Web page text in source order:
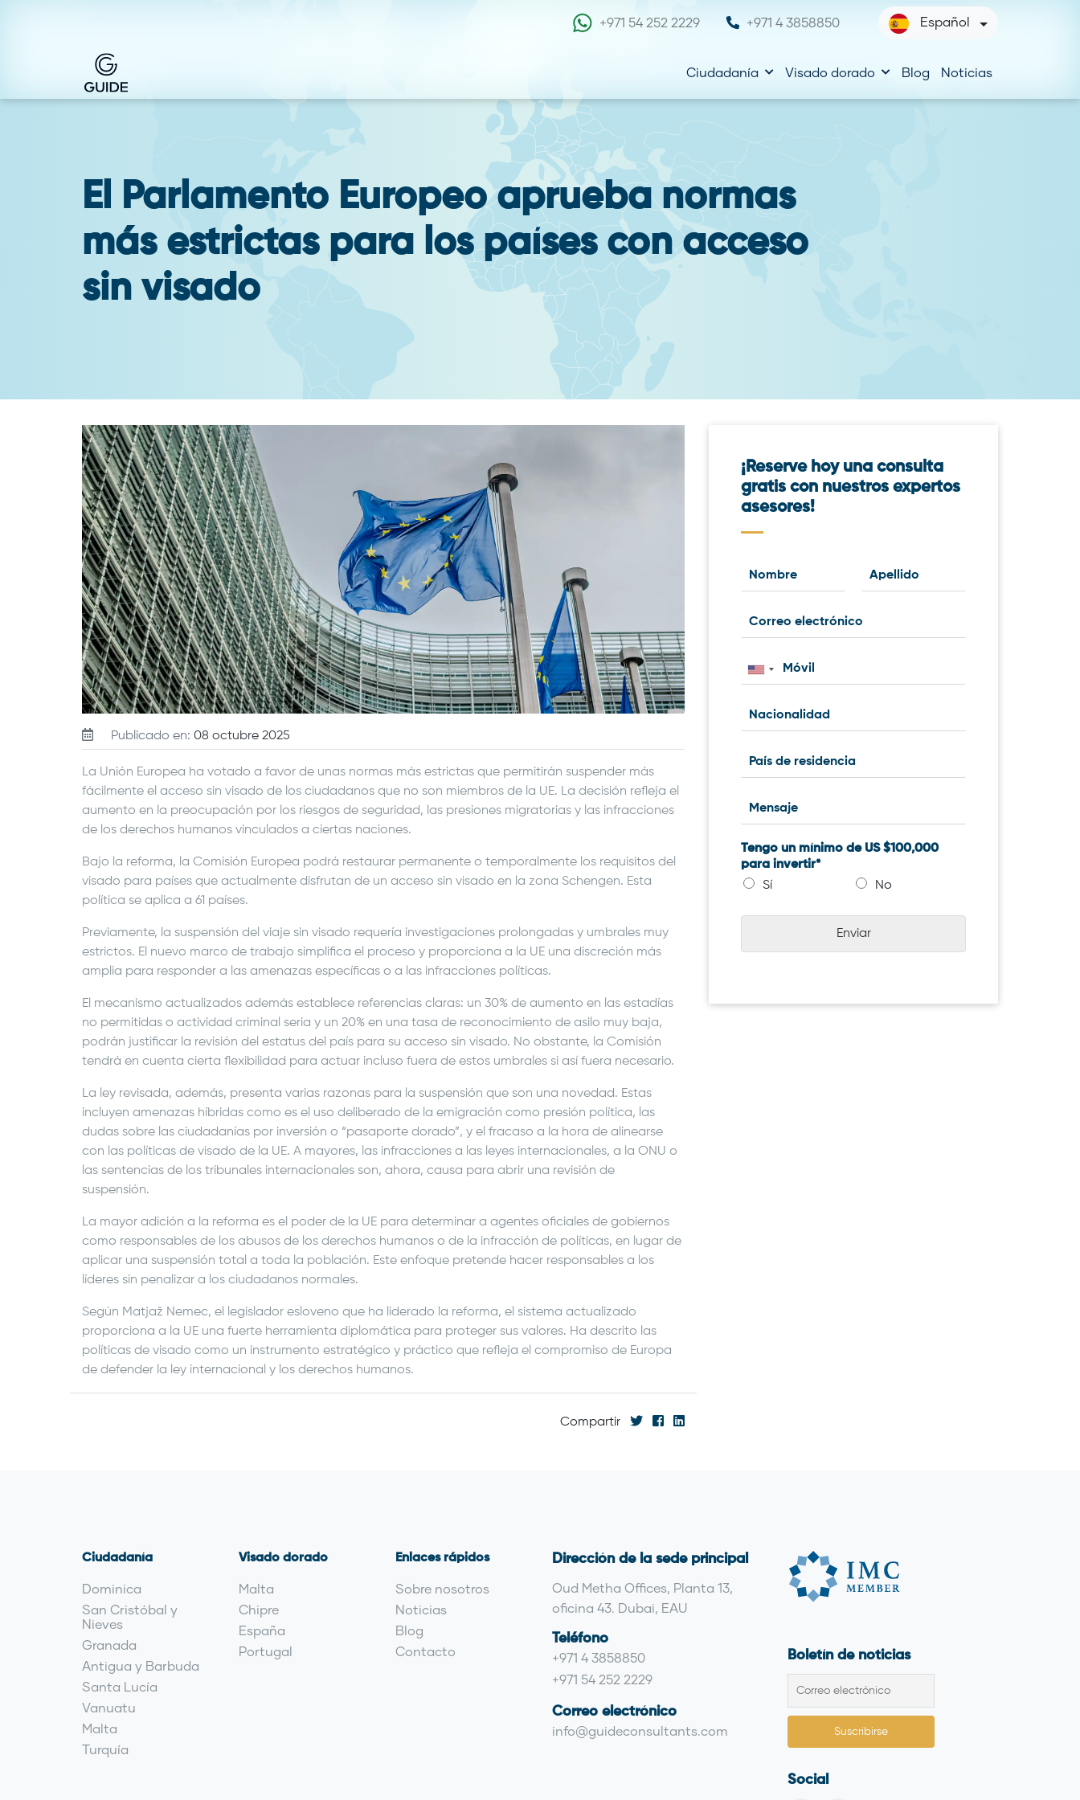
+971 54 252 2229 +971 4 3858850 Español
Ciudadanía Visado dorado Blog Noticias
El Parlamento Europeo aprueba normas
más estrictas para los países con acceso
sin visado
Publicado en: 08 octubre 2025
La Unión Europea ha votado a favor de unas normas más estrictas que permitirán suspender más
fácilmente el acceso sin visado de los ciudadanos que no son miembros de la UE. La decisión refleja el
aumento en la preocupación por los riesgos de seguridad, las presiones migratorias y las infracciones
de los derechos humanos vinculados a ciertas naciones.
Bajo la reforma, la Comisión Europea podrá restaurar permanente o temporalmente los requisitos del
visado para países que actualmente disfrutan de un acceso sin visado en la zona Schengen. Esta
política se aplica a 61 países.
Previamente, la suspensión del viaje sin visado requería investigaciones prolongadas y umbrales muy
estrictos. El nuevo marco de trabajo simplifica el proceso y proporciona a la UE una discreción más
amplia para responder a las amenazas específicas o a las infracciones políticas.
El mecanismo actualizados además establece referencias claras: un 30% de aumento en las estadías
no permitidas o actividad criminal seria y un 20% en una tasa de reconocimiento de asilo muy baja,
podrán justificar la revisión del estatus del país para su acceso sin visado. No obstante, la Comisión
tendrá en cuenta cierta flexibilidad para actuar incluso fuera de estos umbrales si así fuera necesario.
La ley revisada, además, presenta varias razonas para la suspensión que son una novedad. Estas
incluyen amenazas híbridas como es el uso deliberado de la emigración como presión política, las
dudas sobre las ciudadanías por inversión o “pasaporte dorado”, y el fracaso a la hora de alinearse
con las políticas de visado de la UE. A mayores, las infracciones a las leyes internacionales, a la ONU o
las sentencias de los tribunales internacionales son, ahora, causa para abrir una revisión de
suspensión.
La mayor adición a la reforma es el poder de la UE para determinar a agentes oficiales de gobiernos
como responsables de los abusos de los derechos humanos o de la infracción de políticas, en lugar de
aplicar una suspensión total a toda la población. Este enfoque pretende hacer responsables a los
líderes sin penalizar a los ciudadanos normales.
Según Matjaž Nemec, el legislador esloveno que ha liderado la reforma, el sistema actualizado
proporciona a la UE una fuerte herramienta diplomática para proteger sus valores. Ha descrito las
políticas de visado como un instrumento estratégico y práctico que refleja el compromiso de Europa
de defender la ley internacional y los derechos humanos.
Compartir
¡Reserve hoy una consulta
gratis con nuestros expertos
asesores!
Tengo un mínimo de US $100,000
para invertir*
Sí
No
Enviar
Ciudadanía
Dominica
San Cristóbal y
Nieves
Granada
Antigua y Barbuda
Santa Lucía
Vanuatu
Malta
Turquía
Visado dorado
Malta
Chipre
España
Portugal
Enlaces rápidos
Sobre nosotros
Noticias
Blog
Contacto
Dirección de la sede principal
Oud Metha Offices, Planta 13,
oficina 43. Dubai, EAU
Teléfono
+971 4 3858850
+971 54 252 2229
Correo electrónico
info@guideconsultants.com
Boletín de noticias
Social